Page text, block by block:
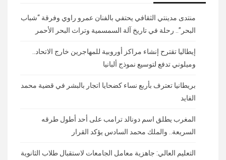
منتدى مدينتي الثقافي يحتفي بالفنان عمرو راوي وفرقة “شباب
البحر”.. رحلة في تاريخ آلة السمسمية وتراث البحر الأحمر
إيطاليا تقترح إنشاء مراكز أوروبية للمهاجرين خارج الاتحاد..
وميلوني تدفع لتوسيع نموذج ألبانيا
بريطانيا تعترف بأربع نساء كضحايا اتجار بالبشر في قضية محمد
الفايد
المغرب يطلق اسم دونالد ترامب على أحد أطول طرقه
السريعة.. والملك محمد السادس يؤكد القرار
التعليم العالي: جاهزية معامل الجامعات لاستقبال طلاب الثانوية